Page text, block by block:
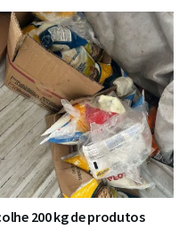
200 kg de produtos